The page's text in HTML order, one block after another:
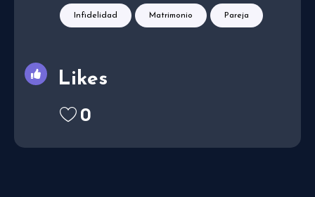
Infidelidad Matrimonio Pareja
Likes
0